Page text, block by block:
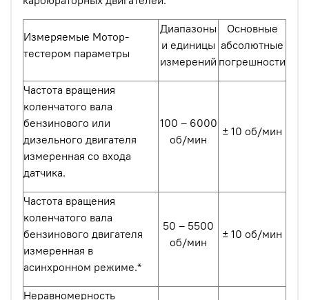
Измеряемые Мотор-
тестером параметры
Диапазоны
и единицы
измерений
Основные
абсолютные
погрешности
Частота вращения
коленчатого вала
бензинового или
дизельного двигателя
измеренная со входа
датчика.
100 – 6000
об/мин
± 10 об/мин
Частота вращения
коленчатого вала
бензинового двигателя
измеренная в
асинхронном режиме.*
50 – 5500
об/мин
± 10 об/мин
Неравномерность